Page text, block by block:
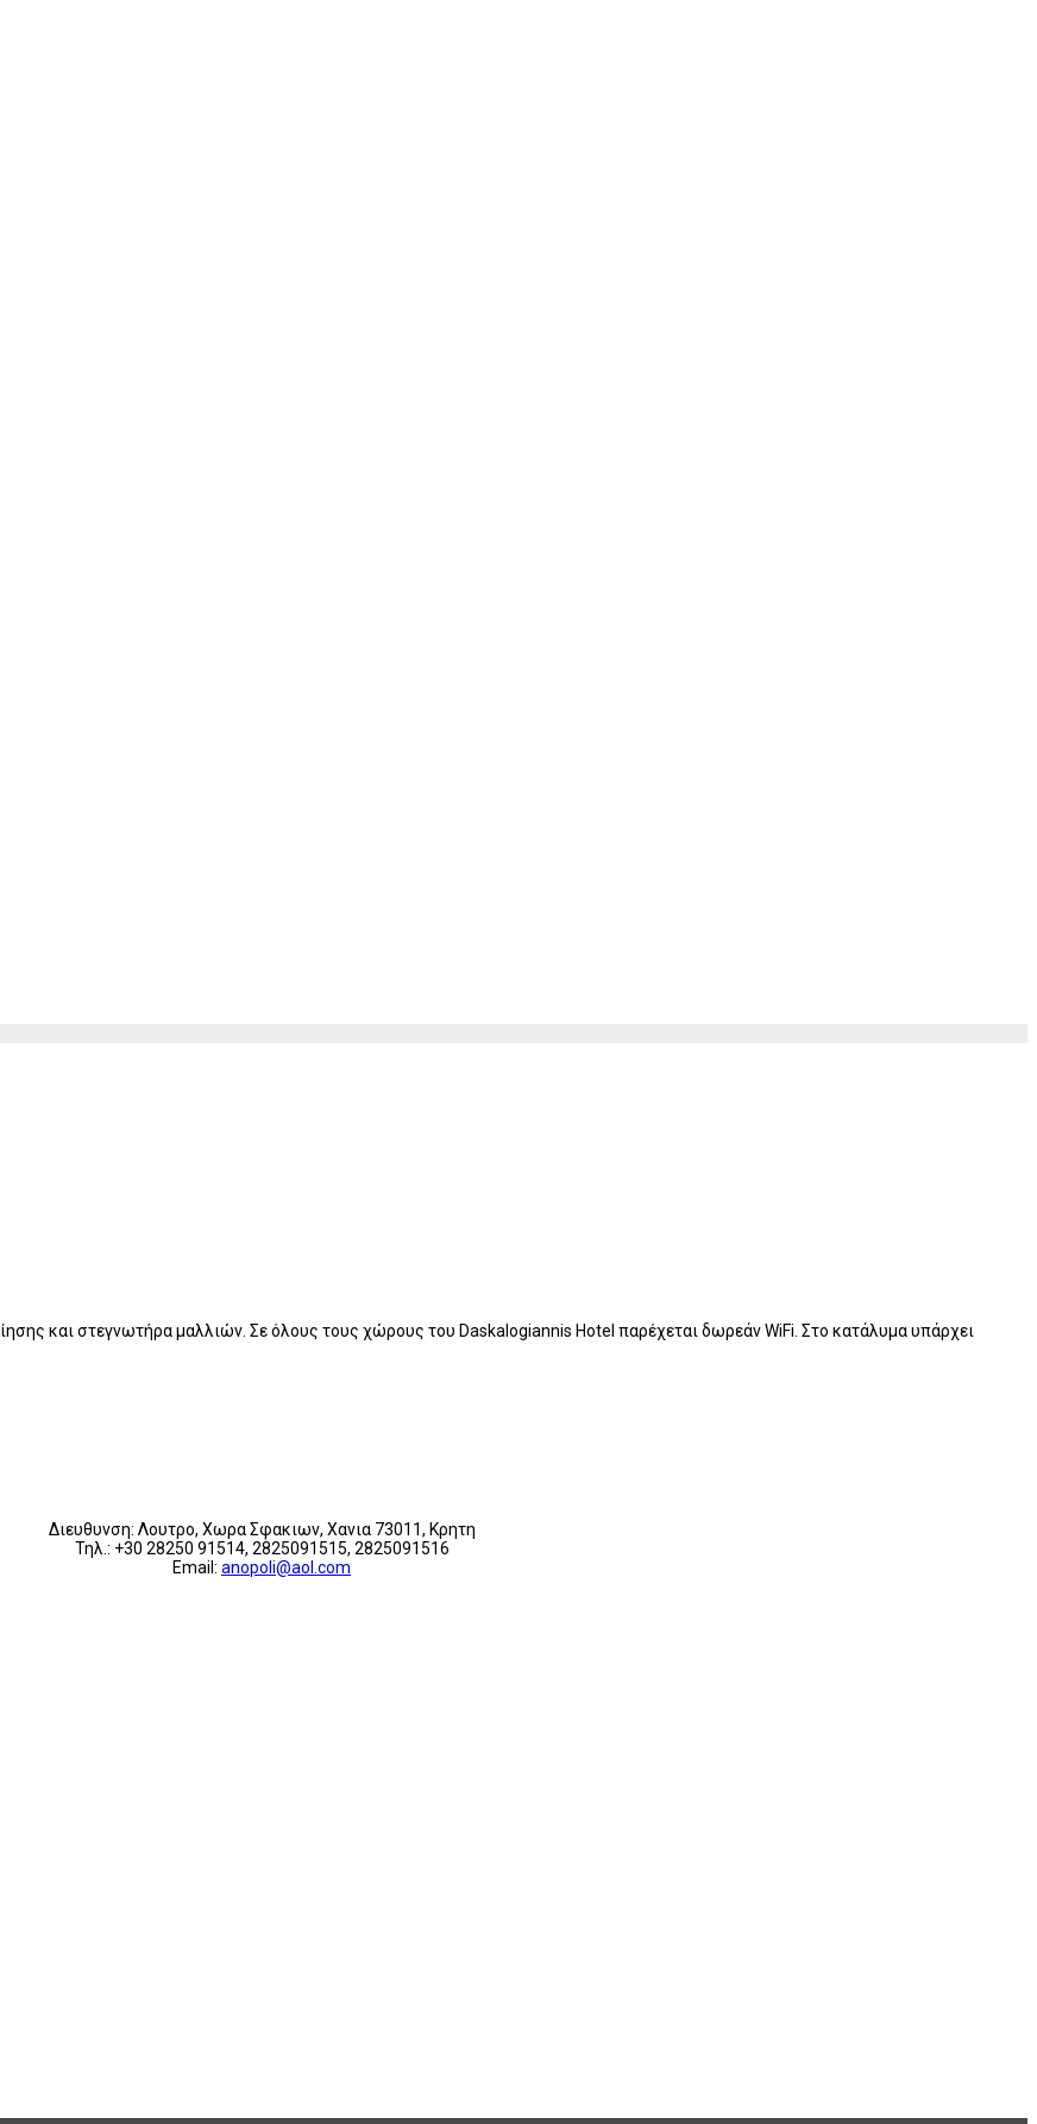
και στεγνωτήρα μαλλιών. Σε όλους τους χώρους του Daskalogiannis Hotel παρέχεται δωρεάν WiFi. Στο κατάλυμα υπάρχει
Διευθυνση: Λουτρο, Χωρα Σφακιων, Χανια 73011, Κρητη
Τηλ.: +30 28250 91514, 2825091515, 2825091516
Εmail: anopoli@aol.com